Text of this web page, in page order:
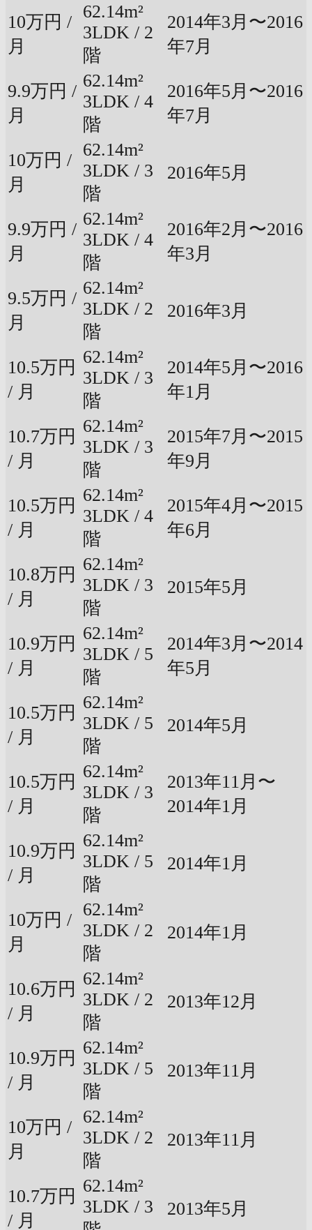
10万円 /
月
62.14m²
3LDK / 2
階
2014年3月〜2016
年7月
9.9万円 /
月
62.14m²
3LDK / 4
階
2016年5月〜2016
年7月
10万円 /
月
62.14m²
3LDK / 3
階
2016年5月
9.9万円 /
月
62.14m²
3LDK / 4
階
2016年2月〜2016
年3月
9.5万円 /
月
62.14m²
3LDK / 2
階
2016年3月
10.5万円
/ 月
62.14m²
3LDK / 3
階
2014年5月〜2016
年1月
10.7万円
/ 月
62.14m²
3LDK / 3
階
2015年7月〜2015
年9月
10.5万円
/ 月
62.14m²
3LDK / 4
階
2015年4月〜2015
年6月
10.8万円
/ 月
62.14m²
3LDK / 3
階
2015年5月
10.9万円
/ 月
62.14m²
3LDK / 5
階
2014年3月〜2014
年5月
10.5万円
/ 月
62.14m²
3LDK / 5
階
2014年5月
10.5万円
/ 月
62.14m²
3LDK / 3
階
2013年11月〜
2014年1月
10.9万円
/ 月
62.14m²
3LDK / 5
階
2014年1月
10万円 /
月
62.14m²
3LDK / 2
階
2014年1月
10.6万円
/ 月
62.14m²
3LDK / 2
階
2013年12月
10.9万円
/ 月
62.14m²
3LDK / 5
階
2013年11月
10万円 /
月
62.14m²
3LDK / 2
階
2013年11月
10.7万円
/ 月
62.14m²
3LDK / 3
2013年5月